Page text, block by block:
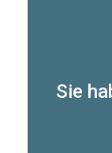
Sie